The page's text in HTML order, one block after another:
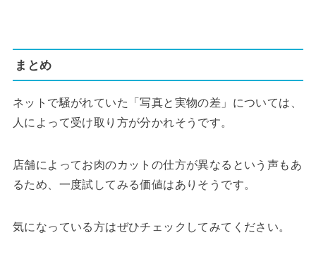
まとめ
ネットで騒がれていた「写真と実物の差」については、
人によって受け取り方が分かれそうです。
店舗によってお肉のカットの仕方が異なるという声もあ
るため、一度試してみる価値はありそうです。
気になっている方はぜひチェックしてみてください。